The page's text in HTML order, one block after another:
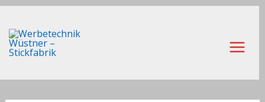
Zum
springen
Main
Menu